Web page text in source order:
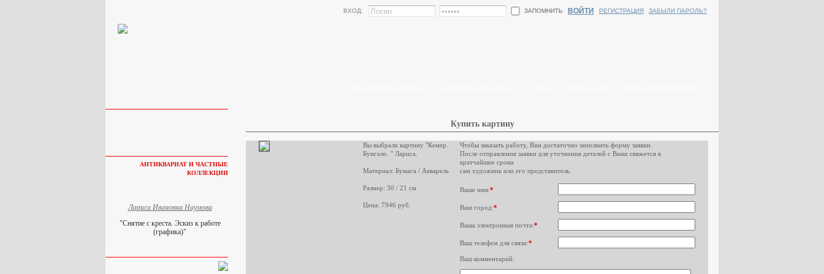
ВХОД: ЗАПОМНИТЬ ВОЙТИ РЕГИСТРАЦИЯ ЗАБЫЛИ ПАРОЛЬ?
Купить картину
Вы выбрали картину "Кемер.
Бунгало. " Лариса.
Материал: Бумага / Акварель
Размер: 30 / 21 см
Цена: 7946 руб.
Чтобы заказать работу, Вам достаточно заполнить форму заявки.
После отправления заявки для уточнения деталей с Вами свяжется в
кратчайшие сроки
сам художник или его представитель.
Ваше имя:*
Ваш город:*
Ваша электронная почта:*
Ваш телефон для связи:*
Ваш комментарий:
АНТИКВАРИАТ И ЧАСТНЫЕ
КОЛЛЕКЦИИ
Лариса Ивановна Наумова
"Снятие с креста. Эскиз к работе
(графика)"